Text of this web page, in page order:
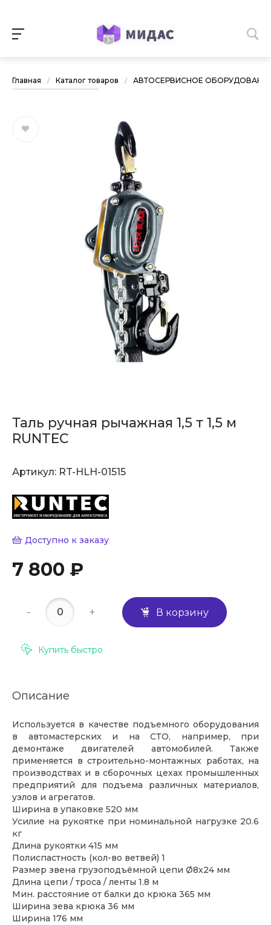
Главная / Каталог товаров / АВТОСЕРВИСНОЕ
Таль ручная рычажная 1,5 т 1,5 м
RUNTEC
Артикул: RT-HLH-01515
Доступно к заказу
7 800 ₽
- + В корзину
Купить быстро
Описание
Используется в качестве подъемного оборудования
в автомастерских и на СТО, например, при
демонтаже двигателей автомобилей. Также
применяется в строительно-монтажных работах, на
производствах и в сборочных цехах промышленных
предприятий для подъема различных материалов,
узлов и агрегатов.
Ширина в упаковке 520 мм
Усилие на рукоятке при номинальной нагрузке 20.6
кг
Длина рукоятки 415 мм
Полиспастность (кол-во ветвей) 1
Размер звена грузоподъёмной цепи Ø8x24 мм
Длина цепи / троса / ленты 1.8 м
Мин. расстояние от балки до крюка 365 мм
Ширина зева крюка 36 мм
Ширина 176 мм